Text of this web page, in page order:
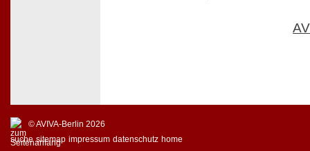
© AVIVA-Berlin 2026
suche sitemap impressum datenschutz home